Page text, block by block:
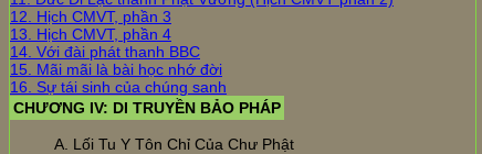
12. Hịch CMVT, phần 3
13. Hịch CMVT, phần 4
14. Với đài phát thanh BBC
15. Mãi mãi là bài học nhớ đời
16. Sự tái sinh của chúng sanh
CHƯƠNG IV: DI TRUYỀN BẢO PHÁP
A. Lối Tu Y Tôn Chỉ Của Chư Phật